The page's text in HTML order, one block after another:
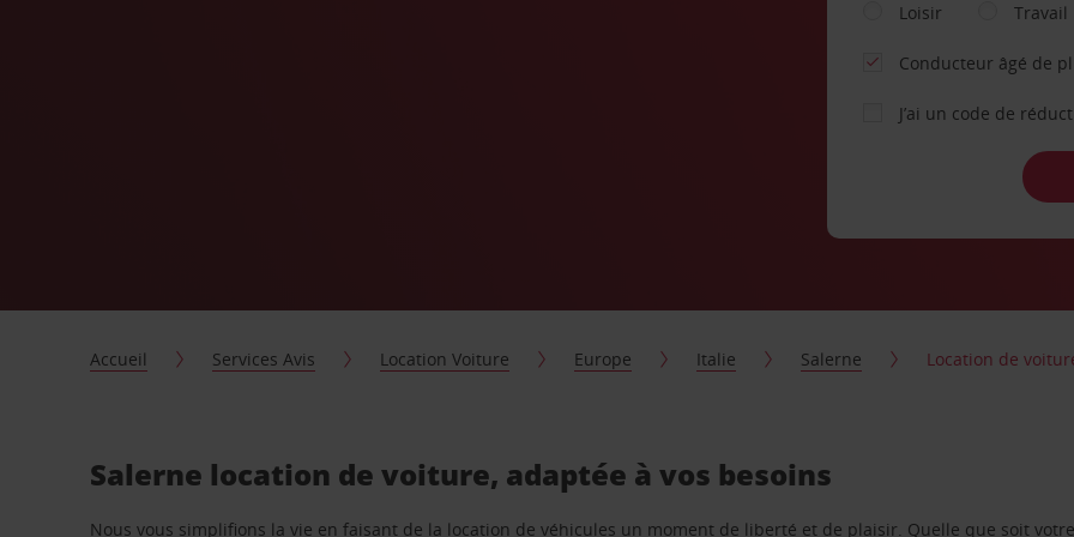
Loisir Travail
Conducteur âgé de
J’ai un code de
Accueil Services Avis Location Voiture Europe Italie Salerne Location de
Salerne location de voiture, adaptée à vos besoins
Nous vous simplifions la vie en faisant de la location de véhicules un moment de liberté et de plaisir. Quelle que soit